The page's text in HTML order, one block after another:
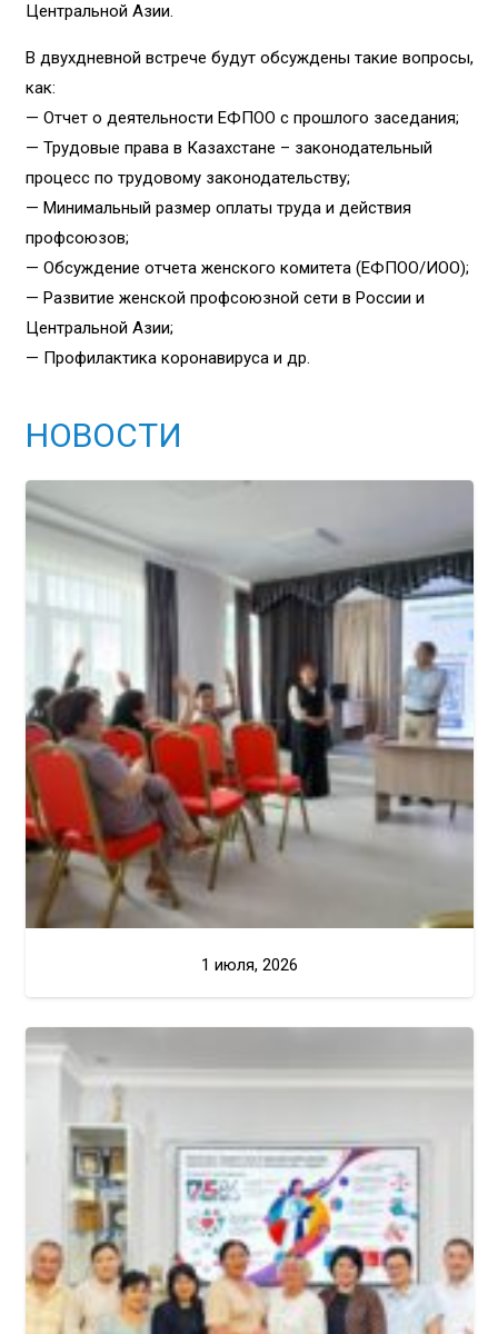
Центральной Азии.
В двухдневной встрече будут обсуждены такие вопросы,
как:
— Отчет о деятельности ЕФПОО с прошлого заседания;
— Трудовые права в Казахстане – законодательный
процесс по трудовому законодательству;
— Минимальный размер оплаты труда и действия
профсоюзов;
— Обсуждение отчета женского комитета (ЕФПОО/ИОО);
— Развитие женской профсоюзной сети в России и
Центральной Азии;
— Профилактика коронавируса и др.
НОВОСТИ
1 июля, 2026